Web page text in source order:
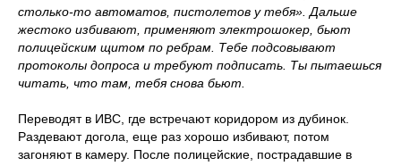
столько-то автоматов, пистолетов у тебя». Дальше
жестоко избивают, применяют электрошокер, бьют
полицейским щитом по ребрам. Тебе подсовывают
протоколы допроса и требуют подписать. Ты пытаешься
читать, что там, тебя снова бьют.
Переводят в ИВС, где встречают коридором из дубинок.
Раздевают догола, еще раз хорошо избивают, потом
загоняют в камеру. После полицейские, пострадавшие в